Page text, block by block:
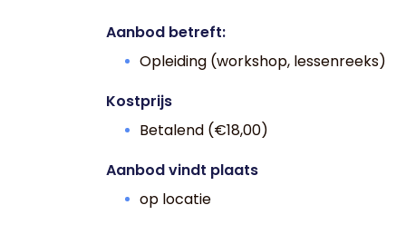
Aanbod betreft:
Opleiding (workshop, lessenreeks)
Kostprijs
Betalend (€18,00)
Aanbod vindt plaats
op locatie